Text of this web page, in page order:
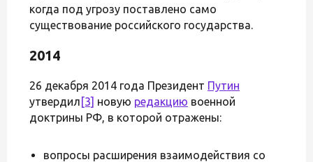
когда под угрозу поставлено само
существование российского государства.
2014
26 декабря 2014 года Президент Путин
утвердил [3] новую редакцию военной
доктрины РФ, в которой отражены:
вопросы расширения взаимодействия со